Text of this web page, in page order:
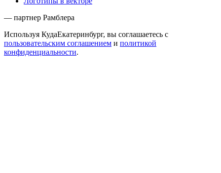
— партнер Рамблера
Используя КудаЕкатеринбург, вы соглашаетесь с
пользовательским соглашением и политикой
конфиденциальности.